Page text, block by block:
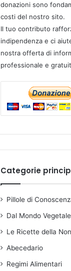
donazioni sono
costi del nostro sito.
Il tuo contributo
indipendenza e ci
nostra offerta di
professionale e
Categorie
Pillole di
Dal Mondo Vegetale
Le Ricette della
Abecedario
Regimi Alimentari